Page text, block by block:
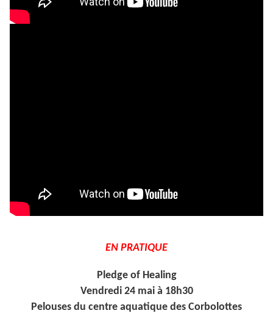
EN PRATIQUE
Pledge of Healing
Vendredi 24 mai à 18h30
Pelouses du centre aquatique des Corbolottes